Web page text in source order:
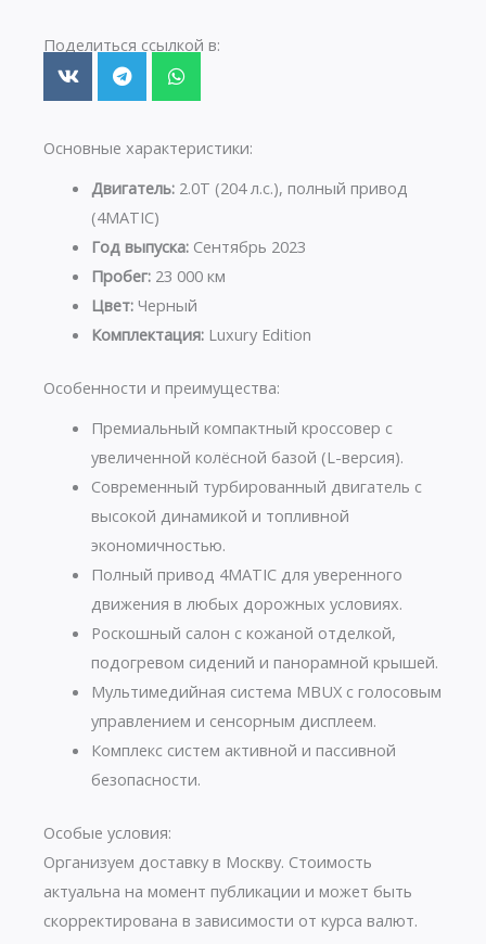
Поделиться ссылкой в:
Основные характеристики:
Двигатель:2.0T (204 л.с.), полный привод
(4MATIC)
Год выпуска:Сентябрь 2023
Пробег:23 000 км
Цвет:Черный
Комплектация:Luxury Edition
Особенности и преимущества:
Премиальный компактный кроссовер с
увеличенной колёсной базой (L-версия).
Современный турбированный двигатель с
высокой динамикой и топливной
экономичностью.
Полный привод 4MATIC для уверенного
движения в любых дорожных условиях.
Роскошный салон с кожаной отделкой,
подогревом сидений и панорамной крышей.
Мультимедийная система MBUX с голосовым
управлением и сенсорным дисплеем.
Комплекс систем активной и пассивной
безопасности.
Особые условия:
Организуем доставку в Москву. Стоимость
актуальна на момент публикации и может быть
скорректирована в зависимости от курса валют.